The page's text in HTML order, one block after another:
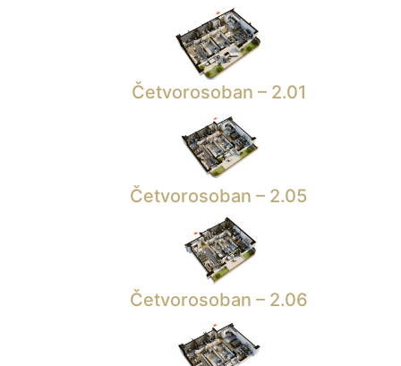
Četvorosoban – 2.01
Četvorosoban – 2.05
Četvorosoban – 2.06